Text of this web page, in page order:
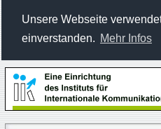
Unsere Webseite
einverstanden. Mehr Infos